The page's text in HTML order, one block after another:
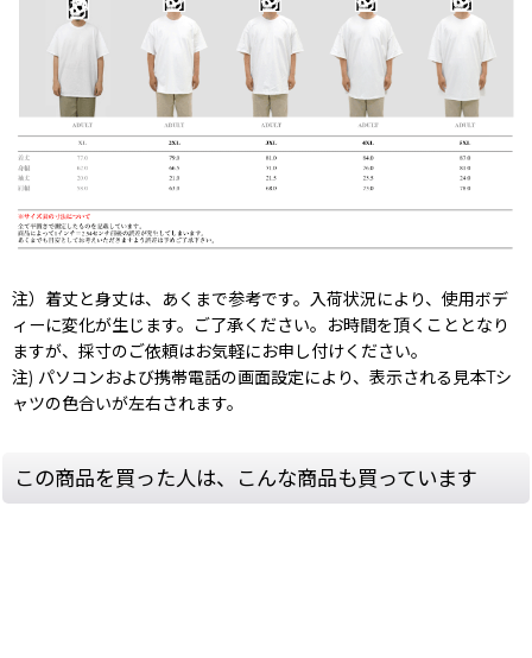
注）着丈と身丈は、あくまで参考です。入荷状況により、使用ボデ
ィーに変化が生じます。ご了承ください。お時間を頂くこととなり
ますが、採寸のご依頼はお気軽にお申し付けください。
注) パソコンおよび携帯電話の画面設定により、表示される見本Tシ
ャツの色合いが左右されます。
この商品を買った人は、こんな商品も買っています